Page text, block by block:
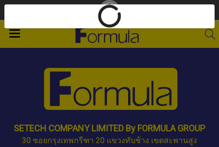
SETECH COMPANY LIMITED By FORMULA GROUP
30 ซอยกรุงเทพกรีฑา 20 แขวงทับช้าง เขตสะพานสูง